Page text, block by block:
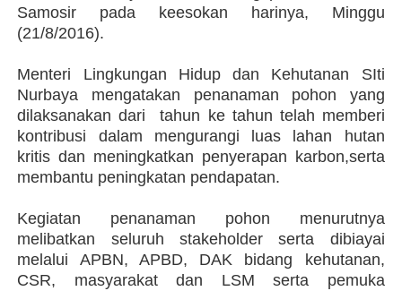
Samosir pada keesokan harinya, Minggu
(21/8/2016).
Menteri Lingkungan Hidup dan Kehutanan SIti
Nurbaya mengatakan penanaman pohon yang
dilaksanakan dari tahun ke tahun telah memberi
kontribusi dalam mengurangi luas lahan hutan
kritis dan meningkatkan penyerapan karbon,serta
membantu peningkatan pendapatan.
Kegiatan penanaman pohon menurutnya
melibatkan seluruh stakeholder serta dibiayai
melalui APBN, APBD, DAK bidang kehutanan,
CSR, masyarakat dan LSM serta pemuka